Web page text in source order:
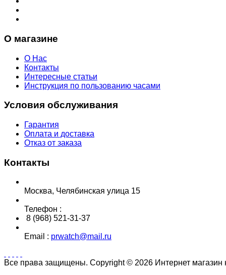
О магазине
О Нас
Контакты
Интересные статьи
Инструкция по пользованию часами
Условия обслуживания
Гарантия
Оплата и доставка
Отказ от заказа
Контакты
Москва, Челябинская улица 15
Телефон :
8 (968) 521-31-37
Email : prwatch@mail.ru
Все права защищены. Copyright © 2026 Интернет магазин